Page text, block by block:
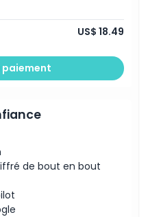
US$ 18.49
paiement
de bout en bout